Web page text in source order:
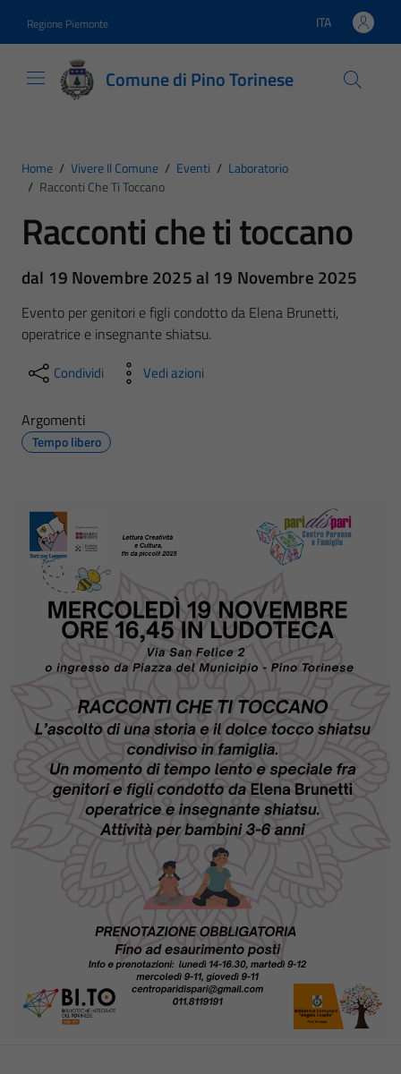
Regione Piemonte Lingua attiva:
ITA
Comune di Pino Torinese
Home / Vivere Il Comune / Eventi / Laboratorio
/ Racconti Che Ti Toccano
Racconti che ti toccano
dal 19 Novembre 2025 al 19 Novembre 2025
Evento per genitori e figli condotto da Elena Brunetti,
operatrice e insegnante shiatsu.
Condividi Vedi azioni
Argomenti
Tempo libero